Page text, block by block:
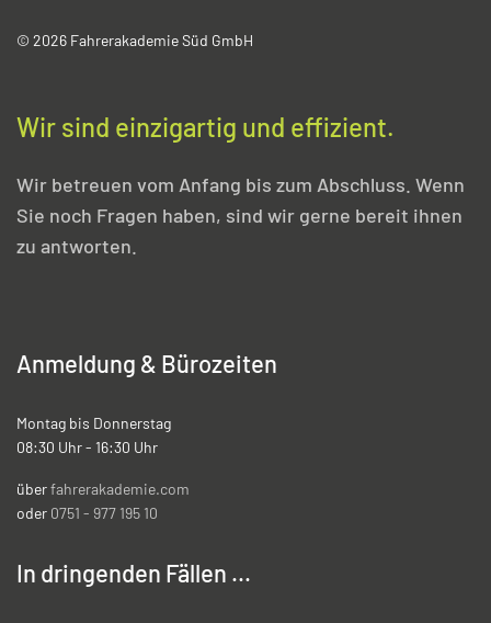
© 2026 Fahrerakademie Süd GmbH
Wir sind einzigartig und effizient.
Wir betreuen vom Anfang bis zum Abschluss. Wenn
Sie noch Fragen haben, sind wir gerne bereit ihnen
zu antworten.
Anmeldung & Bürozeiten
Montag bis Donnerstag
08:30 Uhr - 16:30 Uhr
überfahrerakademie.com
oder 0751 - 977 195 10
In dringenden Fällen ...